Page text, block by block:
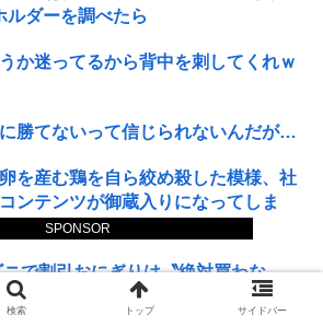
SPONSOR
ルダーを調べたら
か迷ってるから背中を刺してくれｗ
勝てないって信じられないんだが…
を産む鶏を自ら絞め殺した模様、社
ンテンツが御蔵入りになってしま
で割引おにぎりは〝絶対買わな
検索 トップ サイドバー